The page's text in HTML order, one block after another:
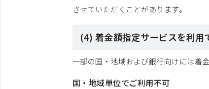
させていただくことがあります。
(4) 着金額指定サービスを利用
一部の国・地域および銀行向けには着
国・地域単位でご利用不可